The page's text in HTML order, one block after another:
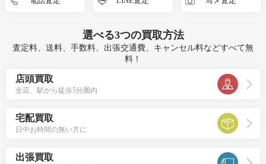
選べる3つの買取方法
査定料、送料、手数料、出張交通費、キャンセル料などすべて無
料！
店頭買取
全店、駅から徒歩5分圏内
宅配買取
日中お時間の無い方に
出張買取